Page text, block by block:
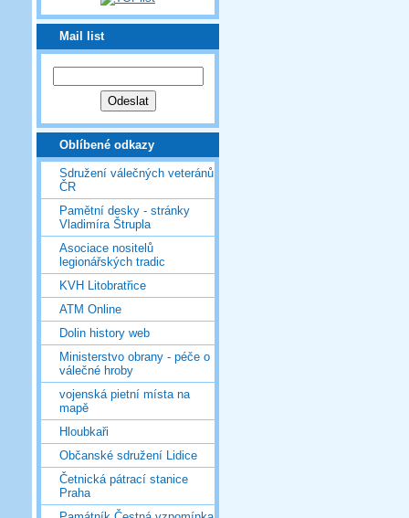
Mail list
Oblíbené odkazy
Sdružení válečných veteránů
ČR
Pamětní desky - stránky
Vladimíra Štrupla
Asociace nositelů
legionářských tradic
KVH Litobratřice
ATM Online
Dolin history web
Ministerstvo obrany - péče o
válečné hroby
vojenská pietní místa na
mapě
Hloubkaři
Občanské sdružení Lidice
Četnická pátrací stanice
Praha